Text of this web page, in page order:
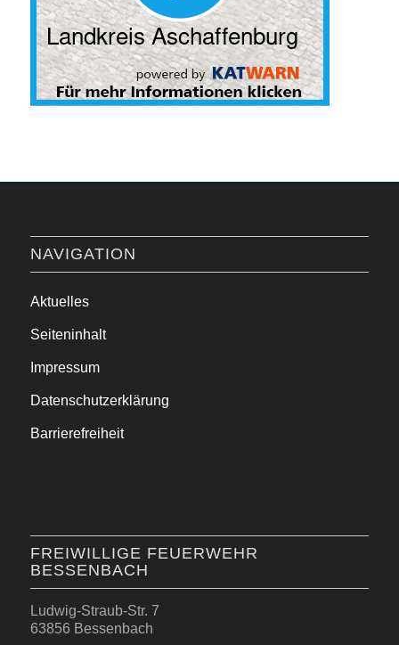
NAVIGATION
Aktuelles
Seiteninhalt
Impressum
Datenschutzerklärung
Barrierefreiheit
FREIWILLIGE FEUERWEHR
BESSENBACH
Ludwig-Straub-Str. 7
63856 Bessenbach